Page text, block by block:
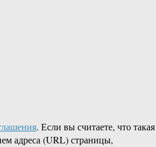
. Если вы считаете, что такая
адреса (URL) страницы,